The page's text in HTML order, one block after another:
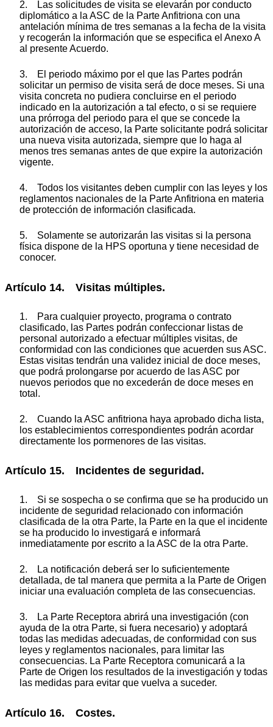
2. Las solicitudes de visita se elevarán por conducto
diplomático a la ASC de la Parte Anfitriona con una
antelación mínima de tres semanas a la fecha de la visita
y recogerán la información que se especifica el Anexo A
al presente Acuerdo.
3. El periodo máximo por el que las Partes podrán
solicitar un permiso de visita será de doce meses. Si una
visita concreta no pudiera concluirse en el periodo
indicado en la autorización a tal efecto, o si se requiere
una prórroga del periodo para el que se concede la
autorización de acceso, la Parte solicitante podrá solicitar
una nueva visita autorizada, siempre que lo haga al
menos tres semanas antes de que expire la autorización
vigente.
4. Todos los visitantes deben cumplir con las leyes y los
reglamentos nacionales de la Parte Anfitriona en materia
de protección de información clasificada.
5. Solamente se autorizarán las visitas si la persona
física dispone de la HPS oportuna y tiene necesidad de
conocer.
Artículo 14. Visitas múltiples.
1. Para cualquier proyecto, programa o contrato
clasificado, las Partes podrán confeccionar listas de
personal autorizado a efectuar múltiples visitas, de
conformidad con las condiciones que acuerden sus ASC.
Estas visitas tendrán una validez inicial de doce meses,
que podrá prolongarse por acuerdo de las ASC por
nuevos periodos que no excederán de doce meses en
total.
2. Cuando la ASC anfitriona haya aprobado dicha lista,
los establecimientos correspondientes podrán acordar
directamente los pormenores de las visitas.
Artículo 15. Incidentes de seguridad.
1. Si se sospecha o se confirma que se ha producido un
incidente de seguridad relacionado con información
clasificada de la otra Parte, la Parte en la que el incidente
se ha producido lo investigará e informará
inmediatamente por escrito a la ASC de la otra Parte.
2. La notificación deberá ser lo suficientemente
detallada, de tal manera que permita a la Parte de Origen
iniciar una evaluación completa de las consecuencias.
3. La Parte Receptora abrirá una investigación (con
ayuda de la otra Parte, si fuera necesario) y adoptará
todas las medidas adecuadas, de conformidad con sus
leyes y reglamentos nacionales, para limitar las
consecuencias. La Parte Receptora comunicará a la
Parte de Origen los resultados de la investigación y todas
las medidas para evitar que vuelva a suceder.
Artículo 16. Costes.